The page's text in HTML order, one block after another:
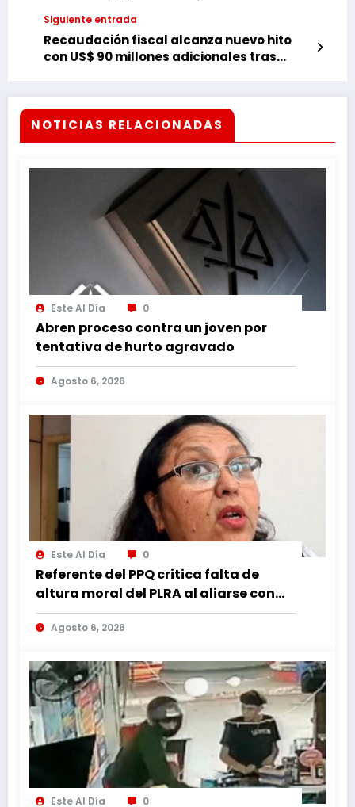
Siguiente entrada
Recaudación fiscal alcanza nuevo hito
con US$ 90 millones adicionales tras
NOTICIAS RELACIONADAS
Este Al Día 0
Abren proceso contra un joven por
tentativa de hurto agravado
Agosto 6, 2026
Este Al Día 0
Referente del PPQ critica falta de
altura moral del PLRA al aliarse con
corruptos
Agosto 6, 2026
Este Al Día 0